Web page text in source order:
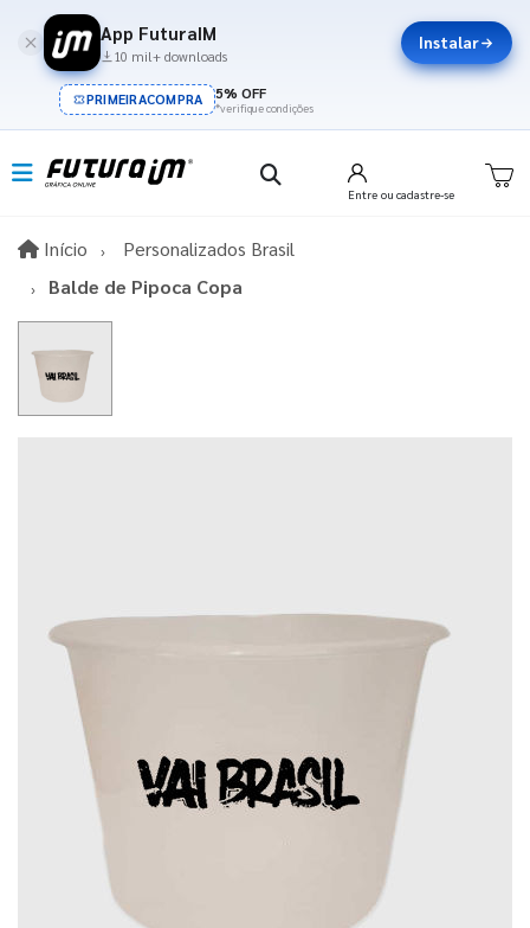
App FuturaIM
10 mil+ downloads
Instalar
PRIMEIRACOMPRA 5% OFF
*verifique condições
Entre ou cadastre-se
Início InícioPersonalizados Brasil
Balde de Pipoca Copa